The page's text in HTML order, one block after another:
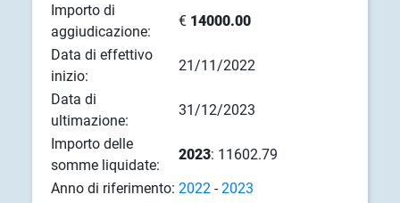
Importo di
aggiudicazione:
€ 14000.00
Data di effettivo
inizio:
21/11/2022
Data di
ultimazione:
31/12/2023
Importo delle
somme liquidate:
2023: 11602.79
Anno di riferimento: 2022 -2023